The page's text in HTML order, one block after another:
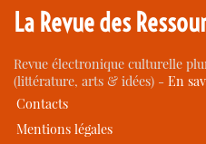
La Revue des
Revue électronique culturelle
(littérature, arts & idées) -En
Contacts
Mentions légales